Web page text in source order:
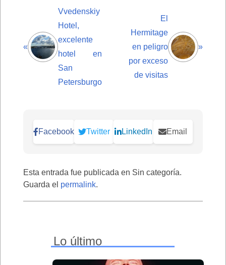
«
Vvedenskiy
Hotel,
excelente
hotel en
San
Petersburgo
El
Hermitage
en peligro
por exceso
de visitas
»
Facebook Twitter LinkedIn Email
Esta entrada fue publicada en Sin categoría.
Guarda el permalink.
Lo último